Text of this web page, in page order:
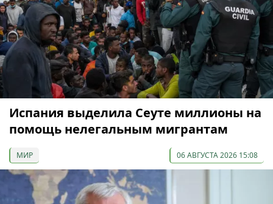
Испания выделила Сеуте миллионы на
помощь нелегальным мигрантам
МИР 06 АВГУСТА 2026 15:08